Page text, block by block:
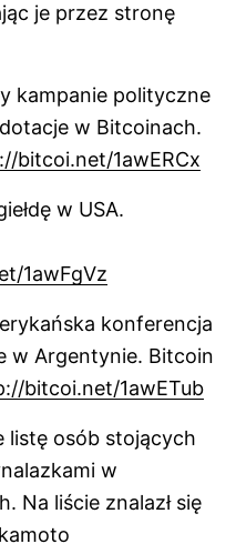
je przez stronę
kampanie polityczne
w Bitcoinach.
bitcoi.net/1awERCx
w USA.
1awFgVz
konferencja
w Argentynie. Bitcoin
bitcoi.net/1awETub
listę osób stojących
w
Na liście znalazł się